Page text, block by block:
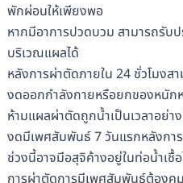
พักผ่อนให้เพียงพอ
หากมีอาการปวดบวม สามารถรับ
บริเวณแผลได้
หลังการผ่าตัดภายใน 24 ชั่วโมงส
งดออกกำลังกายหรือยกของหนัก
ห้ามแผลผ่าตัดถูกน้ำเป็นเวลาอย่า
งดมีเพศสัมพันธ์ 7 วันแรกหลังกา
ช่วงนี้อาจมีอสุจิค้างอยู่ในท่อน้ำเชื้
การผ่าตัดการมีเพศสัมพันธ์ต้องคุ